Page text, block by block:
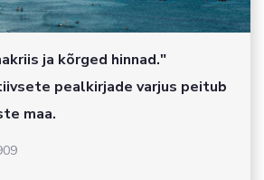
ja kõrged hinnad."
pealkirjade varjus peitub
maa.